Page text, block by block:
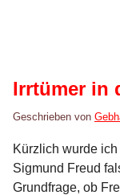
Irrtümer in
Geschrieben von
Kürzlich wurde
Sigmund Freud
Grundfrage, ob